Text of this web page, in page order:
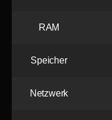
RAM
Speicher
Netzwerk